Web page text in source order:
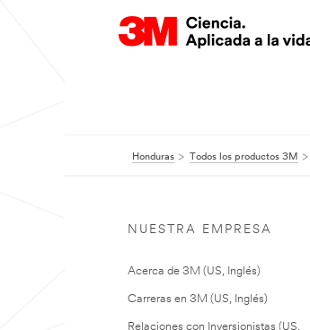
Honduras Todos los productos 3M
NUESTRA EMPRESA
Acerca de 3M (US, Inglés)
Carreras en 3M (US, Inglés)
Relaciones con Inversionistas (US,